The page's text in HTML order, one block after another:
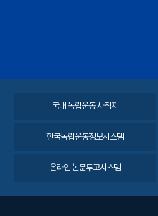
국내 독립운동 사적지
한국독립운동정보시스템
온라인 논문투고시스템